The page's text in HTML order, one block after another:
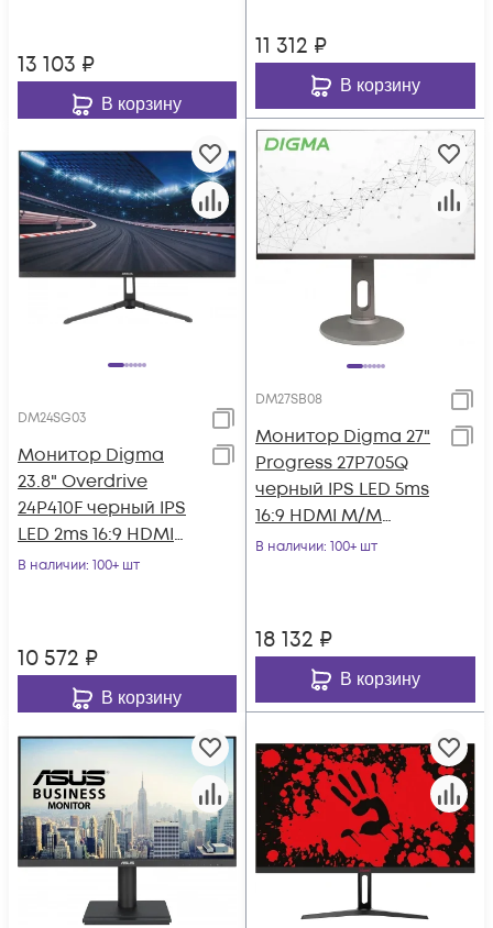
13 103 ₽
В корзину
11 312 ₽
В корзину
DM24SG03
Монитор Digma
23.8" Overdrive
24P410F черный IPS
LED 2ms 16:9 HDMI
матовая 300cd
В наличии: 100+ шт
10 572 ₽
В корзину
DM27SB08
Монитор Digma 27"
Progress 27P705Q
черный IPS LED 5ms
16:9 HDMI M/M
матовая HAS 300cd
В наличии: 100+ шт
18 132 ₽
В корзину